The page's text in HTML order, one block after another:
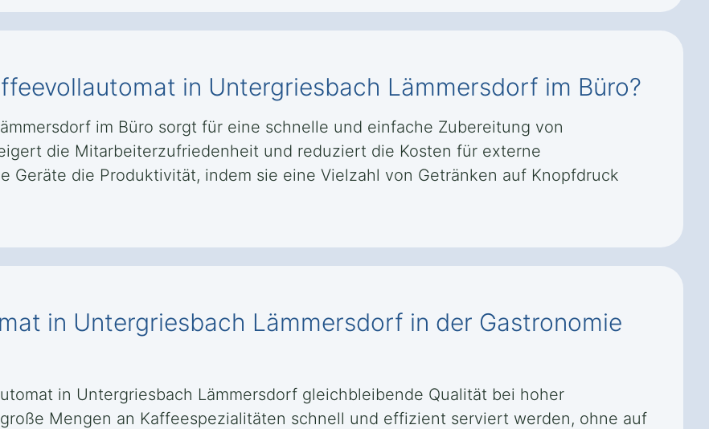
in Untergriesbach Lämmersdorf im Büro?
im Büro sorgt für eine schnelle und einfache Zubereitung von
die Mitarbeiterzufriedenheit und reduziert die Kosten für externe
Geräte die Produktivität, indem sie eine Vielzahl von Getränken auf Knopfdruck
in Untergriesbach Lämmersdorf in der Gastronomie
in Untergriesbach Lämmersdorf gleichbleibende Qualität bei hoher
Mengen an Kaffeespezialitäten schnell und effizient serviert werden, ohne auf